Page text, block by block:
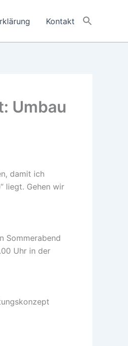
Kontakt
Umbau
damit ich
liegt. Gehen wir
Sommerabend
Uhr in der